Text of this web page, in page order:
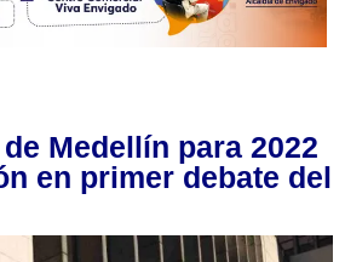
Medellín para 2022
en primer debate del